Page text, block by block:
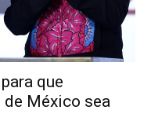
que
México sea